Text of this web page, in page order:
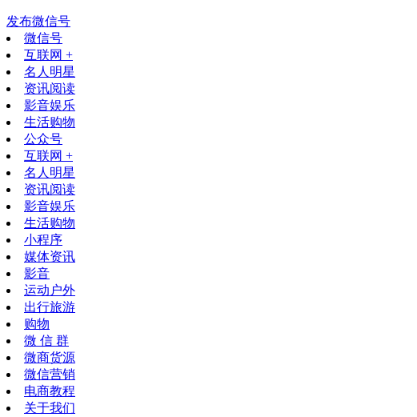
发布微信号
微信号
互联网 +
名人明星
资讯阅读
影音娱乐
生活购物
公众号
互联网 +
名人明星
资讯阅读
影音娱乐
生活购物
小程序
媒体资讯
影音
运动户外
出行旅游
购物
微 信 群
微商货源
微信营销
电商教程
关于我们